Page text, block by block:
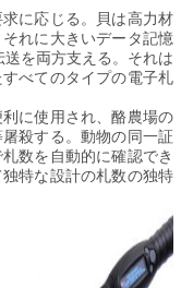
に応じる。貝は高力材
れに大きいデータ記憶
を両方支える。それは
べてのタイプの電子札
に使用され、酪農場の
殺する。動物の同一証
数を自動的に確認でき
特な設計の札数の独特